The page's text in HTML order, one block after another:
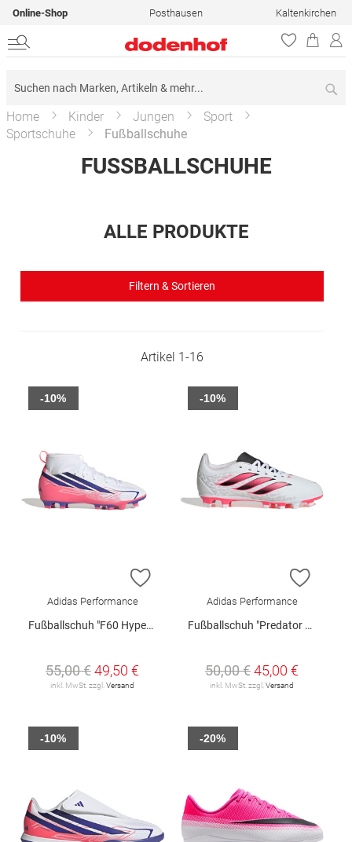
Online-Shop Posthausen Kaltenkirchen
Home Kinder Jungen
Sport
Sportschuhe
Fußballschuhe
FUSSBALLSCHUHE
ALLE PRODUKTE
Filtern & Sortieren
Artikel 1-16
ZUR WUNSCHLISTE HINZUFÜGEN
Adidas Performance
Fußballschuh "F60 Hyperfast Club Mid FG/MG Junior"
55,00 €49,50 €
inkl. MwSt. zzgl. Versand
-10%
ZUR
Adidas Performance
Fußballschuh "Predator Club FG/MG Junior"
50,00 €45,00 €
inkl. MwSt. zzgl. Versand
-10%
-10% -20%